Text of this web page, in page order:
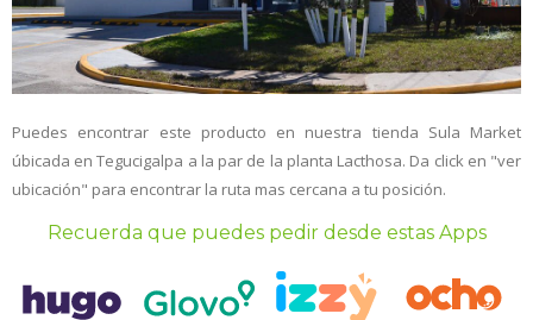
Puedes encontrar este producto en nuestra tienda Sula Market
úbicada en Tegucigalpa a la par de la planta Lacthosa. Da click en "ver
ubicación" para encontrar la ruta mas cercana a tu posición.
Recuerda que puedes pedir desde estas Apps